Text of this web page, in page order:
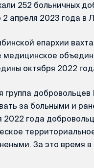
252 больничных
апреля 2023 года в
епархии
медицинское
октября 2022
группа
за больными и
2022 года
За это время